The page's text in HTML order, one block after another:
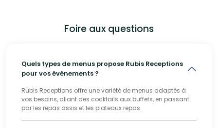
Foire aux questions
Quels types de menus propose Rubis Receptions
pour vos événements ?
Rubis Receptions offre une variété de menus adaptés à
vos besoins, allant des cocktails aux buffets, en passant
par les repas assis et les plateaux repas.